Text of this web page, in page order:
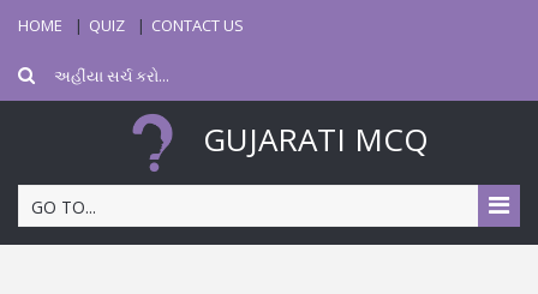
HOME QUIZ CONTACT US
GUJARATI MCQ
GO TO...